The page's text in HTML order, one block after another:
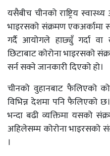
यसैबीच चीनको राष्ट्रिय
भाइरसको संक्रमण एकअर्कामा
गर्दै आयोगले हाछ्युँ गर्दा
छिटाबाट कोरोना भाइरसको
सर्न सक्ने जानकारी दिएको हो।
चीनको वुहानबाट फैलिएको
विभिन्न देशमा पनि फैलिएको
भन्दा बढी व्यक्तिमा यसको
अहिलेसम्म कोराेना
।